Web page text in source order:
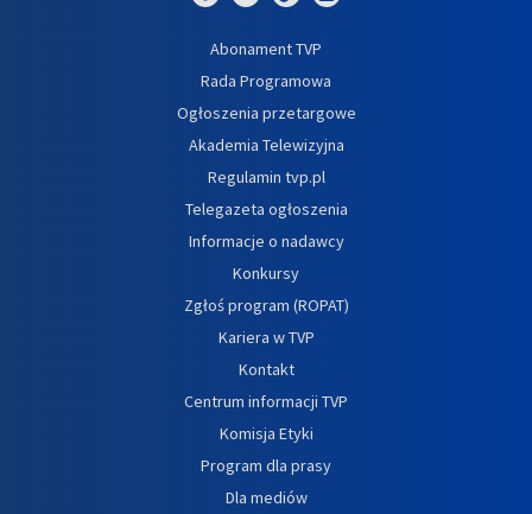
Abonament TVP
Rada Programowa
Ogłoszenia przetargowe
Akademia Telewizyjna
Regulamin tvp.pl
Telegazeta ogłoszenia
Informacje o nadawcy
Konkursy
Zgłoś program (ROPAT)
Kariera w TVP
Kontakt
Centrum informacji TVP
Komisja Etyki
Program dla prasy
Dla mediów